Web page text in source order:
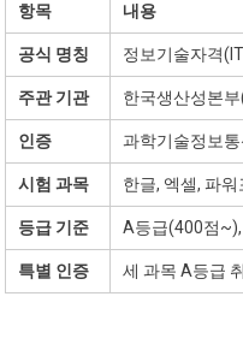
항목 내용
공식 명칭 정보기술자격
주관 기관 한국생산성본부
인증 과학기술정보
시험 과목 한글, 엑셀, 파
등급 기준 A등급(400점
특별 인증 세 과목 A등급